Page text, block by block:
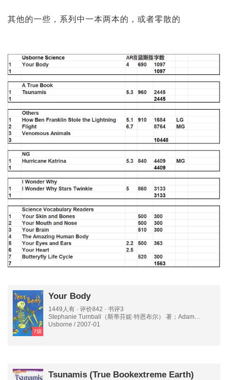
其他的一些，系列中一本两本的，或者零散的
7级
Your Body
1449人有 · 评价842 · 书评3
Stephanie Turnball（斯蒂芬妮·特恩布尔） 著；Adam
Larkum（亚当·拉科姆） 绘
Usborne / 2007-01
Tsunamis (True Bookextreme Earth)